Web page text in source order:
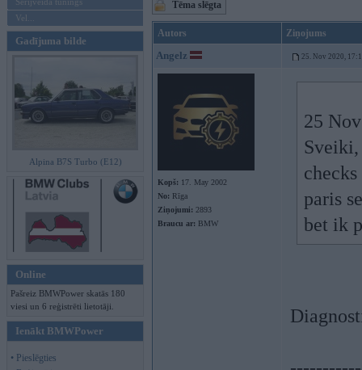
Vel...
Gadījuma bilde
Alpina B7S Turbo (E12)
Online
Pašreiz BMWPower skatās 180
viesi un 6 reģistrēti lietotāji.
Ienākt BMWPower
• Pieslēgties
Tēma slēgta
Autors Ziņojums
Angelz 25. Nov 2020,
Kopš: 17. May 2002
No: Rīga
Ziņojumi: 2893
Braucu ar: BMW
25
paris
bet ik